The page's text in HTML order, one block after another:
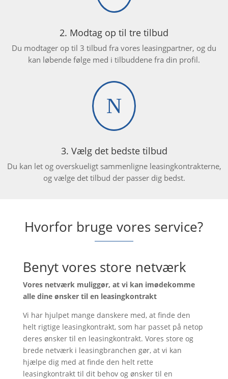
2. Modtag op til tre tilbud
Du modtager op til 3 tilbud fra vores leasingpartner, og du
kan løbende følge med i tilbuddene fra din profil.
N
3. Vælg det bedste tilbud
Du kan let og overskueligt sammenligne leasingkontrakterne,
og vælge det tilbud der passer dig bedst.
Hvorfor bruge vores service?
Benyt vores store netværk
Vores netværk muliggør, at vi kan imødekomme
alle dine ønsker til en leasingkontrakt
Vi har hjulpet mange danskere med, at finde den
helt rigtige leasingkontrakt, som har passet på netop
deres ønsker til en leasingkontrakt. Vores store og
brede netværk i leasingbranchen gør, at vi kan
hjælpe dig med at finde den helt rette
leasingkontrakt til dit behov og ønsker til en